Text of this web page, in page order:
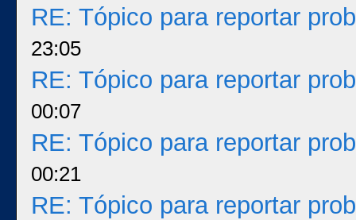
RE: Tópico para reportar
23:05
RE: Tópico para reportar
00:07
RE: Tópico para reportar
00:21
RE: Tópico para reportar